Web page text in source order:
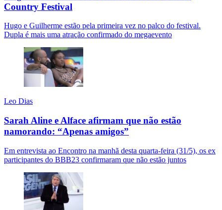
Country Festival
Hugo e Guilherme estão pela primeira vez no palco do festival.
Dupla é mais uma atração confirmado do megaevento
Leo Dias
Sarah Aline e Alface afirmam que não estão
namorando: “Apenas amigos”
Em entrevista ao Encontro na manhã desta quarta-feira (31/5), os ex
participantes do BBB23 confirmaram que não estão juntos